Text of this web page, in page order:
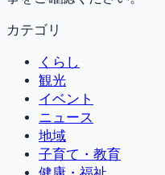
カテゴリ
くらし
観光
イベント
ニュース
地域
子育て・教育